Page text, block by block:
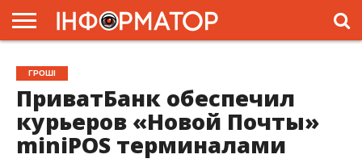
ГОЛОВНА
ЖИТТЯ
ВЛАДА
ГРОШІ
ТРЕШ
ПРЕС-
РЕЛІЗИ
РЕКЛАМА
ПРОЕКТИ
ГРОШІ
ПриватБанк обеспечил
курьеров «Новой Почты»
miniPOS терминалами